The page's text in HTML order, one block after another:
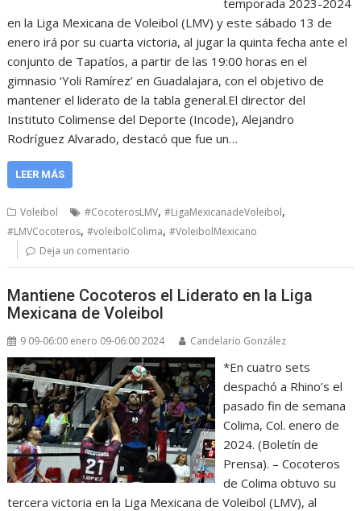
temporada 2023-2024
en la Liga Mexicana de Voleibol (LMV) y este sábado 13 de
enero irá por su cuarta victoria, al jugar la quinta fecha ante el
conjunto de Tapatíos, a partir de las 19:00 horas en el
gimnasio ‘Yoli Ramírez’ en Guadalajara, con el objetivo de
mantener el liderato de la tabla general.El director del
Instituto Colimense del Deporte (Incode), Alejandro
Rodríguez Alvarado, destacó que fue un…
LEER MÁS
Voleibol #CocoterosLMV,#LigaMexicanadeVoleibol,
#LMVCocoteros,#voleibolColima,#VoleibolMexicano
Deja un comentario
Mantiene Cocoteros el Liderato en la Liga
Mexicana de Voleibol
9 09-06:00 enero 09-06:00 2024 Candelario González
*En cuatro sets
despachó a Rhino’s el
pasado fin de semana
Colima, Col. enero de
2024. (Boletín de
Prensa). – Cocoteros
de Colima obtuvo su
tercera victoria en la Liga Mexicana de Voleibol (LMV), al